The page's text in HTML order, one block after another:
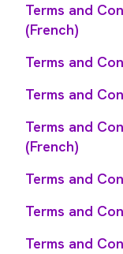
Terms and
(French)
Terms and
Terms and
Terms and
(French)
Terms and
Terms and
Terms and